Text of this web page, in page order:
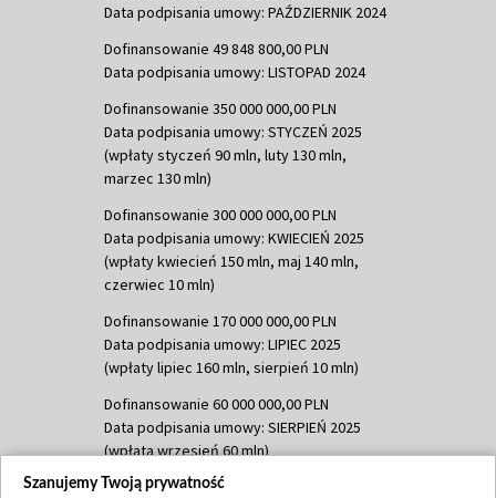
Data podpisania umowy: PAŹDZIERNIK 2024
Dofinansowanie 49 848 800,00 PLN
Data podpisania umowy: LISTOPAD 2024
Dofinansowanie 350 000 000,00 PLN
Data podpisania umowy: STYCZEŃ 2025
(wpłaty styczeń 90 mln, luty 130 mln,
marzec 130 mln)
Dofinansowanie 300 000 000,00 PLN
Data podpisania umowy: KWIECIEŃ 2025
(wpłaty kwiecień 150 mln, maj 140 mln,
czerwiec 10 mln)
Dofinansowanie 170 000 000,00 PLN
Data podpisania umowy: LIPIEC 2025
(wpłaty lipiec 160 mln, sierpień 10 mln)
Dofinansowanie 60 000 000,00 PLN
Data podpisania umowy: SIERPIEŃ 2025
(wpłata wrzesień 60 mln)
Dofinansowanie 635 783 051,21 PLN
Szanujemy Twoją prywatność